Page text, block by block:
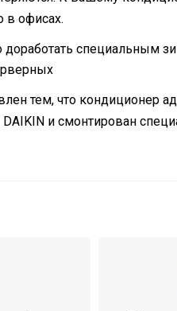
в офисах.
специальным
тем, что кондиционер
и смонтирован